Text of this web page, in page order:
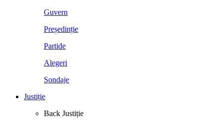
Guvern
Președinție
Partide
Alegeri
Sondaje
Justiție
Back Justiție